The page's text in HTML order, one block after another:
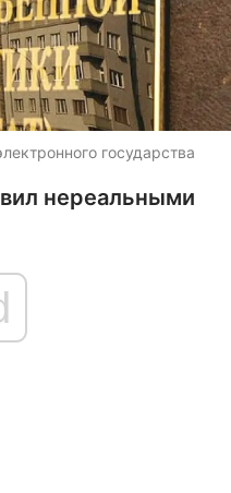
государства
нереальными